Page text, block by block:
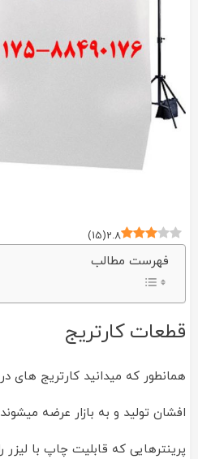
2.8
(
15
)
فهرست مطالب
قطعات کارتریج
همانطور که میدانید کارتریج های
افشان تولید و به بازار عرضه
پرینترهایی که قابلیت چاپ با لیزر